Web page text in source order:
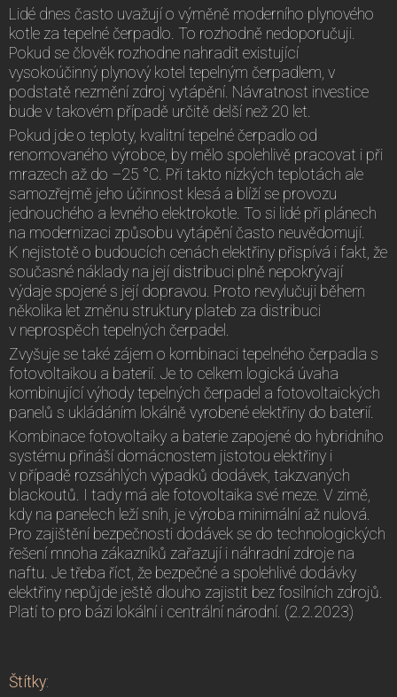
Lidé dnes často uvažují o výměně moderního plynového
kotle za tepelné čerpadlo. To rozhodně nedoporučuji.
Pokud se člověk rozhodne nahradit existující
vysokoúčinný plynový kotel tepelným čerpadlem, v
podstatě nezmění zdroj vytápění. Návratnost investice
bude v takovém případě určitě delší než 20 let.
Pokud jde o teploty, kvalitní tepelné čerpadlo od
renomovaného výrobce, by mělo spolehlivě pracovat i při
mrazech až do –25 °C. Při takto nízkých teplotách ale
samozřejmě jeho účinnost klesá a blíží se provozu
jednouchého a levného elektrokotle. To si lidé při plánech
na modernizaci způsobu vytápění často neuvědomují.
K nejistotě o budoucích cenách elektřiny přispívá i fakt, že
současné náklady na její distribuci plně nepokrývají
výdaje spojené s její dopravou. Proto nevylučuji během
několika let změnu struktury plateb za distribuci
v neprospěch tepelných čerpadel.
Zvyšuje se také zájem o kombinaci tepelného čerpadla s
fotovoltaikou a baterií. Je to celkem logická úvaha
kombinující výhody tepelných čerpadel a fotovoltaických
panelů s ukládáním lokálně vyrobené elektřiny do baterií.
Kombinace fotovoltaiky a baterie zapojené do hybridního
systému přináší domácnostem jistotou elektřiny i
v případě rozsáhlých výpadků dodávek, takzvaných
blackoutů. I tady má ale fotovoltaika své meze. V zimě,
kdy na panelech leží sníh, je výroba minimální až nulová.
Pro zajištění bezpečnosti dodávek se do technologických
řešení mnoha zákazníků zařazují i náhradní zdroje na
naftu. Je třeba říct, že bezpečné a spolehlivé dodávky
elektřiny nepůjde ještě dlouho zajistit bez fosilních zdrojů.
Platí to pro bázi lokální i centrální národní. (2.2.2023)
Štítky: